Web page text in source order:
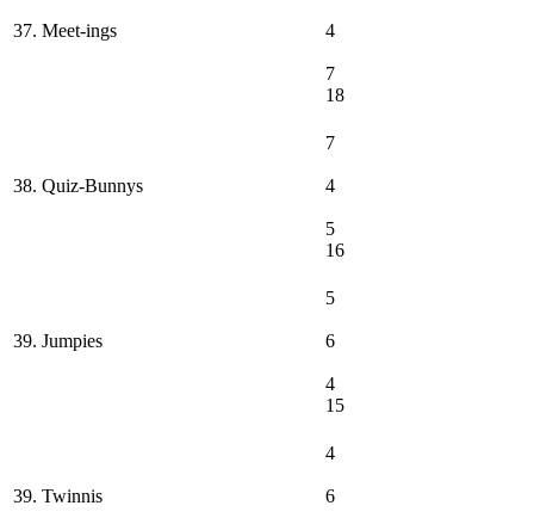
37. Meet-ings 4
7
18
38. Quiz-Bunnys
7
4
5
16
39. Jumpies
5
6
4
15
39. Twinnis
4
6